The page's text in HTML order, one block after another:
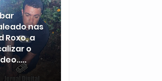
nas
Roxo, a
o